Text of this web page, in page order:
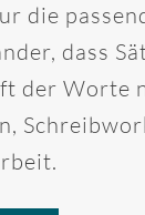
die
dass
der Worte